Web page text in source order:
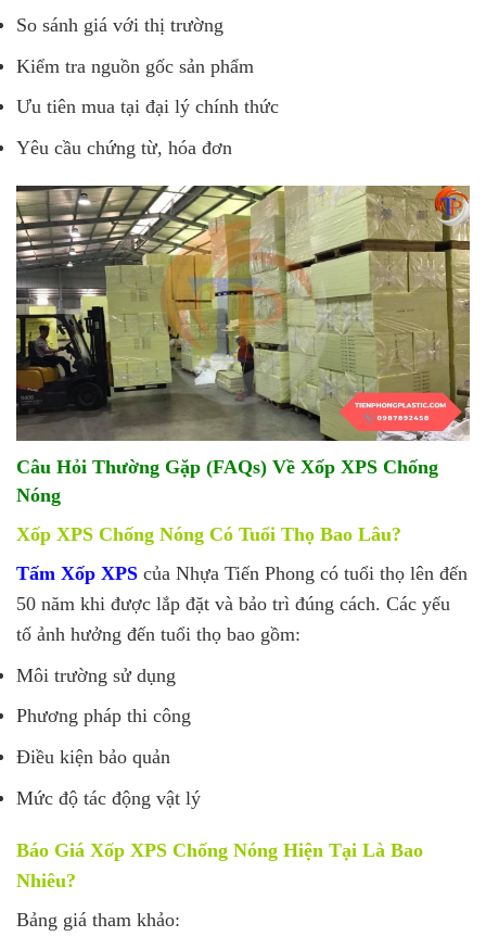
So sánh giá với thị trường
Kiểm tra nguồn gốc sản phẩm
Ưu tiên mua tại đại lý chính thức
Yêu cầu chứng từ, hóa đơn
Câu Hỏi Thường Gặp (FAQs) Về Xốp XPS Chống
Nóng
Xốp XPS Chống Nóng Có Tuổi Thọ Bao Lâu?
Tấm Xốp XPS của Nhựa Tiến Phong có tuổi thọ lên đến
50 năm khi được lắp đặt và bảo trì đúng cách. Các yếu
tố ảnh hưởng đến tuổi thọ bao gồm:
Môi trường sử dụng
Phương pháp thi công
Điều kiện bảo quản
Mức độ tác động vật lý
Báo Giá Xốp XPS Chống Nóng Hiện Tại Là Bao
Nhiêu?
Bảng giá tham khảo: